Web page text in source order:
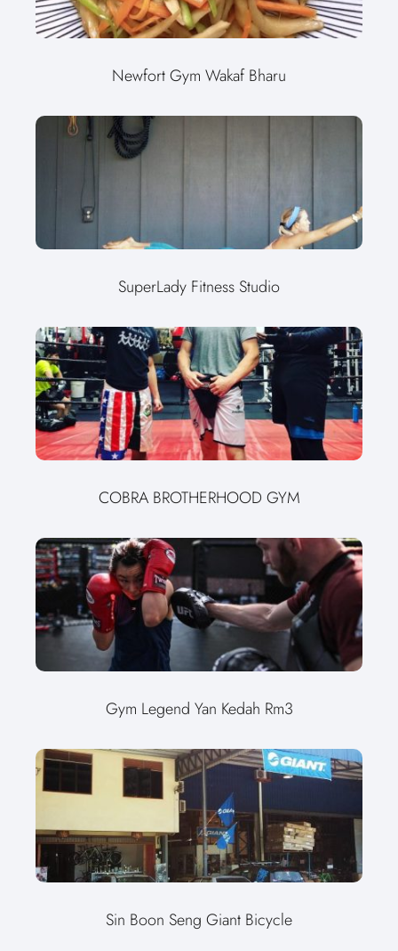
Newfort Gym Wakaf Bharu
SuperLady Fitness Studio
COBRA BROTHERHOOD GYM
Gym Legend Yan Kedah Rm3
Sin Boon Seng Giant Bicycle